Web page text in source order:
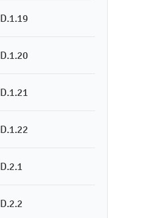
D.1.19
D.1.20
D.1.21
D.1.22
D.2.1
D.2.2